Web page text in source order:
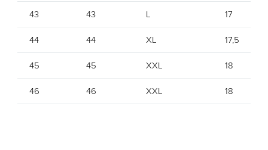
43 43 L 17
44 44 XL 17,5
45 45 XXL 18
46 46 XXL 18